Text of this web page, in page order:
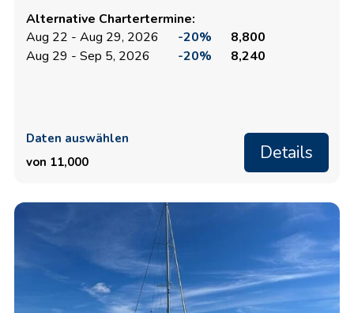
Alternative Chartertermine:
Aug 22 - Aug 29, 2026
-20%
8,800
Aug 29 - Sep 5, 2026
-20% 8,240
Daten auswählen
von 11,000
Details